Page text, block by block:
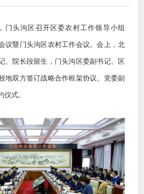
门头沟区召开区委农村工作领导小组
议暨门头沟区农村工作会议。会上，北
、院长段留生，门头沟区委副书记、区
地双方签订战略合作框架协议。党委副
仪式。